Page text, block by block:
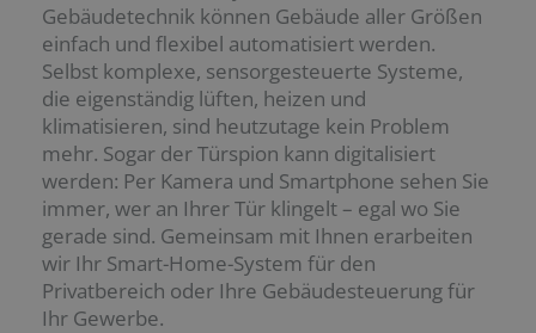
Gebäudetechnik können Gebäude aller Größen
einfach und flexibel automatisiert werden.
Selbst komplexe, sensorgesteuerte Systeme,
die eigenständig lüften, heizen und
klimatisieren, sind heutzutage kein Problem
mehr. Sogar der Türspion kann digitalisiert
werden: Per Kamera und Smartphone sehen Sie
immer, wer an Ihrer Tür klingelt – egal wo Sie
gerade sind. Gemeinsam mit Ihnen erarbeiten
wir Ihr Smart-Home-System für den
Privatbereich oder Ihre Gebäudesteuerung für
Ihr Gewerbe.